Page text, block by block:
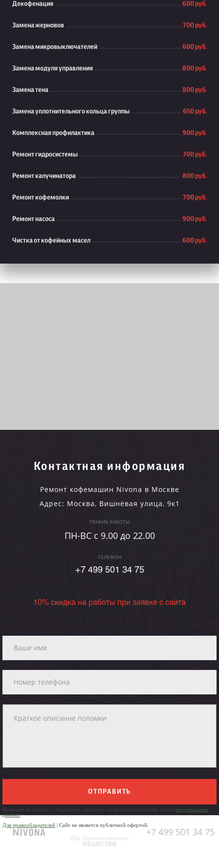
Декофенация 600 руб.
Замена жерновов 700 руб.
Замена микровыключателей 600 руб.
Замена модуля управления 800 руб.
Замена тена 800 руб.
Замена уплотнительного кольца группы 650 руб.
Комплексная профилактика 900 руб.
Ремонт гидросистемы 700 руб.
Ремонт капучинатора 800 руб.
Ремонт кофемолки 700 руб.
Ремонт насоса 900 руб.
Чистка от кофейных масел 600 руб.
Контактная информация
Ремонт кофемашин Nivona в Москве
Адрес: Москва, Вишнёвая улица, 9к1
ГРАФИК РАБОТЫ
ПН-ВC c 9.00 до 22.00
ТЕЛЕФОН
+7 499 501 34 75
10% скидка на работы при заявке с сайта
ОТПРАВИТЬ
Нажимая на кнопку «Отправить», вы даете согласие на обработку своих персональных
данных
Для правообладателей | Сайт не является публичной офертой.
+7 499 501 34 75
Юр. Наименование:
ОБЩЕСТВО